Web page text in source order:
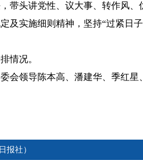
带头讲党性、议大事、转作风、
及实施细则精神，坚持“过紧日
情况。
会领导陈本高、潘建华、季红
报社）